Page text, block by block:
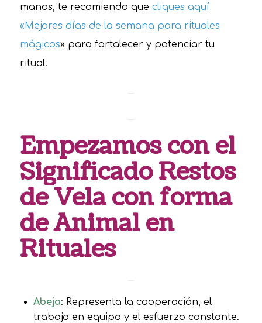
manos, te recomiendo que cliques aquí
«Mejores días de la semana para rituales
mágicos» para fortalecer y potenciar tu
ritual.
Empezamos con el
Significado Restos
de Vela con forma
de Animal en
Rituales
Abeja: Representa la cooperación, el
trabajo en equipo y el esfuerzo constante.